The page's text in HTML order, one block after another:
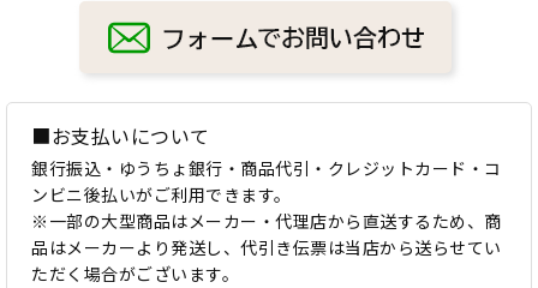
■お支払いについて
銀行振込・ゆうちょ銀行・商品代引・クレジットカード・コ
ンビニ後払いがご利用できます。
※一部の大型商品はメーカー・代理店から直送するため、商
品はメーカーより発送し、代引き伝票は当店から送らせてい
ただく場合がございます。